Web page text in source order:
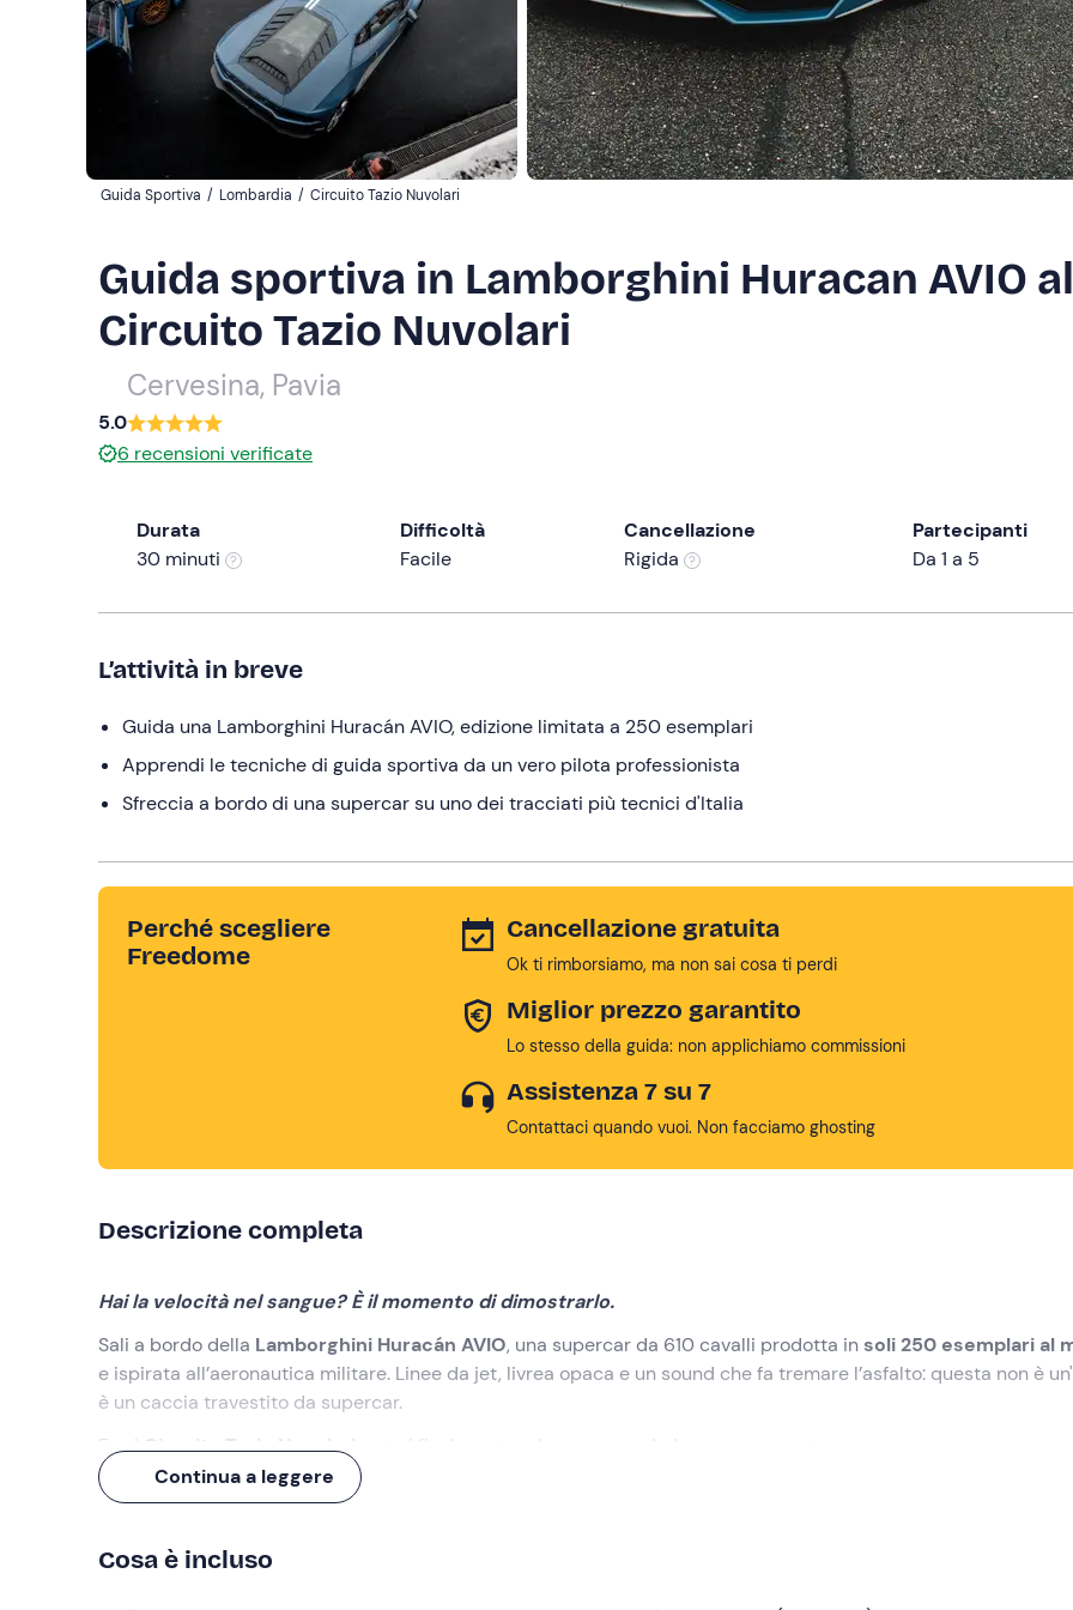
Guida Sportiva / Lombardia / Circuito Tazio Nuvolari
Guida sportiva in Lamborghini Huracan AVIO al
Circuito Tazio Nuvolari
Cervesina, Pavia
5.0
6 recensioni verificate
Durata
30 minuti
Difficoltà
Facile
Cancellazione
Rigida
Partecipanti
Da 1 a 5
L’attività in breve
Guida una Lamborghini Huracán AVIO, edizione limitata a 250 esemplari
Apprendi le tecniche di guida sportiva da un vero pilota professionista
Sfreccia a bordo di una supercar su uno dei tracciati più tecnici d'Italia
Perché scegliere
Freedome
Cancellazione gratuita
Ok ti rimborsiamo, ma non sai cosa ti perdi
Miglior prezzo garantito
Lo stesso della guida: non applichiamo commissioni
Assistenza 7 su 7
Contattaci quando vuoi. Non facciamo ghosting
Descrizione completa
Hai la velocità nel sangue? È il momento di dimostrarlo.
Sali a bordo della Lamborghini Huracán AVIO, una supercar da 610 cavalli prodotta insoli 250 esemplari al
e ispirata all’aeronautica militare. Linee da jet, livrea opaca e un sound che fa tremare l’asfalto: questa non è
è un caccia travestito da supercar.
E sulCircuito Tazio Nuvolari potrai finalmente spingere come hai sempre sognato.
Cosa faremo
L'appuntamento è 15 minuti prima dell’orario scelto al
Continua a leggere
Cosa è incluso